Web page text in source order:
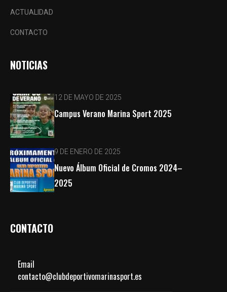
ACTUALIDAD
CONTACTO
NOTICIAS
12 DE MAYO DE 2025
Campus Verano Marina Sport 2025
9 DE ENERO DE 2025
Nuevo Álbum Oficial de Cromos 2024–
2025
CONTACTO
Email
contacto@clubdeportivomarinasport.es